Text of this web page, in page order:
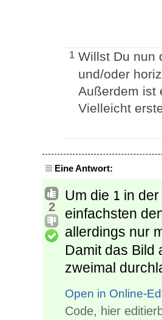
1 Willst Du nun
und/oder
Außerdem ist
Vielleicht
Eine Antwort:
2
Um die 1 in
einfachsten
allerdings nur
Damit das Bild
zweimal
Open in Online-
Code, hier